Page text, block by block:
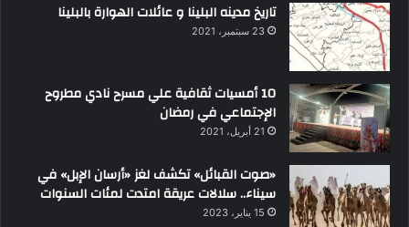
تاريخ مدينه البلينا و عائلات الهوارة بالبلينا
23 سبتمبر، 2021
10 أمسيات ثقافية علي مسرح نادي مطروح
الإجتماعي في رمضان
21 أبريل، 2021
«صوت القبائل» تكشف لغز «أرسان الإبل» في
سيناء.. سلالات عريقة امتدت لمئات السنوات
15 يناير، 2023